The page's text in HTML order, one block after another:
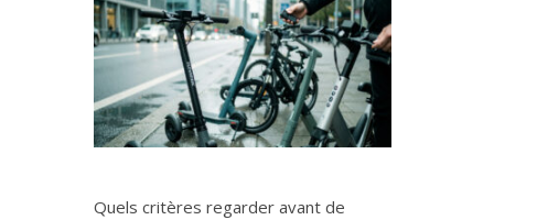
Quels critères regarder avant de